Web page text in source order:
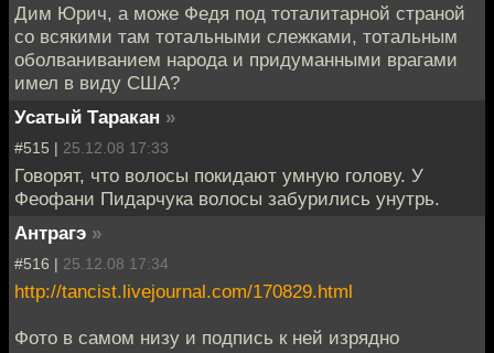
Дим Юрич, а може Федя под тоталитарной страной
со всякими там тотальными слежками, тотальным
оболваниванием народа и придуманными врагами
имел в виду США?
Усатый Таракан »
#515 | 25.12.08 17:33
Говорят, что волосы покидают умную голову. У
Феофани Пидарчука волосы забурились унутрь.
Антрагэ »
#516 | 25.12.08 17:34
http://tancist.livejournal.com/170829.html
Фото в самом низу и подпись к ней изрядно